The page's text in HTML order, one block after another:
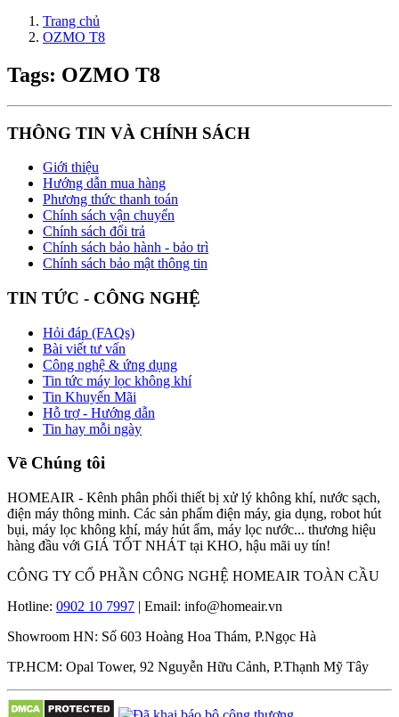
Trang chủ
OZMO T8
Tags: OZMO T8
THÔNG TIN VÀ CHÍNH SÁCH
Giới thiệu
Hướng dẫn mua hàng
Phương thức thanh toán
Chính sách vận chuyển
Chính sách đổi trả
Chính sách bảo hành - bảo trì
Chính sách bảo mật thông tin
TIN TỨC - CÔNG NGHỆ
Hỏi đáp (FAQs)
Bài viết tư vấn
Công nghệ & ứng dụng
Tin tức máy lọc không khí
Tin Khuyến Mãi
Hỗ trợ - Hướng dẫn
Tin hay mỗi ngày
Về Chúng tôi
HOMEAIR - Kênh phân phối thiết bị xử lý không khí, nước sạch,
điện máy thông minh. Các sản phẩm điện máy, gia dụng, robot hút
bụi, máy lọc không khí, máy hút ẩm, máy lọc nước... thương hiệu
hàng đầu với GIÁ TỐT NHÁT tại KHO, hậu mãi uy tín!
CÔNG TY CỔ PHẦN CÔNG NGHỆ HOMEAIR TOÀN CẦU
Hotline: 0902 10 7997 | Email: info@homeair.vn
Showroom HN: Số 603 Hoàng Hoa Thám, P.Ngọc Hà
TP.HCM: Opal Tower, 92 Nguyễn Hữu Cảnh, P.Thạnh Mỹ Tây